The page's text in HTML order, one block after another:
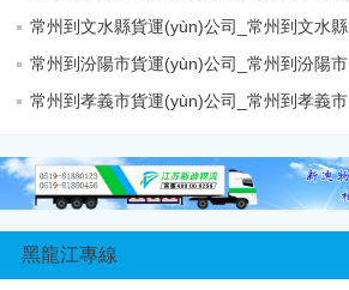
常州到文水縣貨運(yùn)公司_常州到文水縣
常州到汾陽市貨運(yùn)公司_常州到汾陽市
常州到孝義市貨運(yùn)公司_常州到孝義市
黑龍江專線